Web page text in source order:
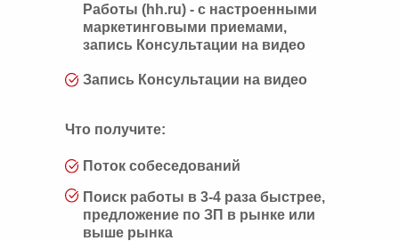
Что получите:
Запись Консультации на видео
Работы (hh.ru) - с настроенными
маркетинговыми приемами,
запись Консультации на видео
Поток собеседований
Поиск работы в 3-4 раза быстрее,
предложение по ЗП в рынке или
выше рынка